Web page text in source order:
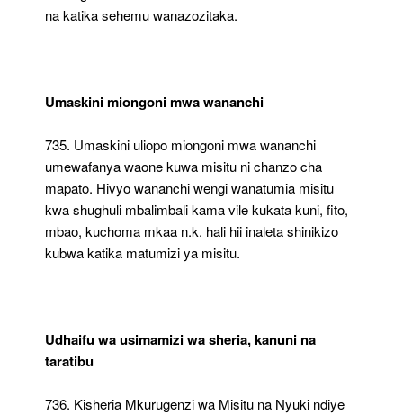
na katika sehemu wanazozitaka.
Umaskini miongoni mwa wananchi
735. Umaskini uliopo miongoni mwa wananchi
umewafanya waone kuwa misitu ni chanzo cha
mapato. Hivyo wananchi wengi wanatumia misitu
kwa shughuli mbalimbali kama vile kukata kuni, fito,
mbao, kuchoma mkaa n.k. hali hii inaleta shinikizo
kubwa katika matumizi ya misitu.
Udhaifu wa usimamizi wa sheria, kanuni na
taratibu
736. Kisheria Mkurugenzi wa Misitu na Nyuki ndiye